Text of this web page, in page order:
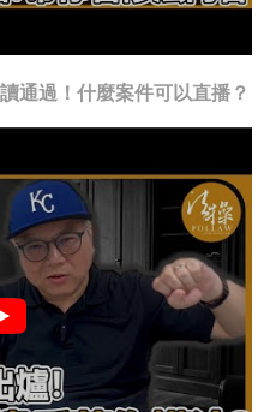
通過！什麼案件可以直播？